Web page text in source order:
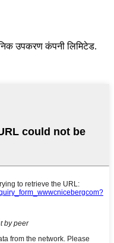
उपकरण कंपनी लिमिटेड.